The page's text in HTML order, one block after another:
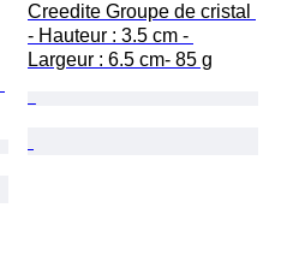
Creedite Groupe de cristal
- Hauteur : 3.5 cm -
Largeur : 6.5 cm- 85 g